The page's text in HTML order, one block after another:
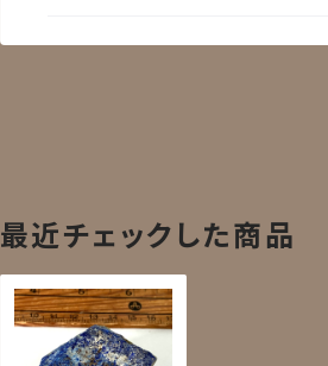
最近チェックした商品